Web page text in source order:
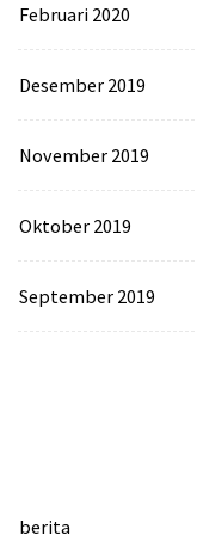
Februari 2020
Desember 2019
November 2019
Oktober 2019
September 2019
berita